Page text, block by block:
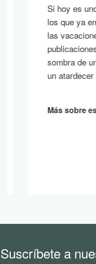
Si hoy es uno
los que ya
las vacaciones,
publicaciones
sombra de un
un atardecer en
Más sobre esta
Suscríbete a